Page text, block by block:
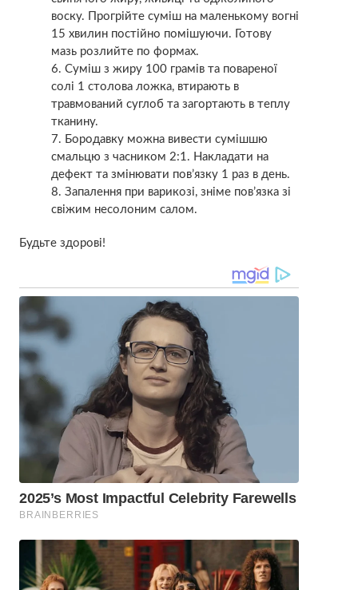
воску. Прогрійте суміш на маленькому вогні
15 хвилин постійно помішуючи. Готову
мазь розлийте по формах.
Суміш з жиру 100 грамів та повареної
солі 1 столова ложка, втирають в
травмований суглоб та загортають в теплу
тканину.
Бородавку можна вивести сумішшю
смальцю з часником 2:1. Накладати на
дефект та змінювати пов’язку 1 раз в день.
Запалення при варикозі, зніме пов’язка зі
свіжим несолоним салом.
Будьте здорові!